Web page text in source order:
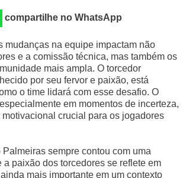
compartilhe no WhatsApp
mudanças na equipe impactam não
e a comissão técnica, mas também os
mais ampla. O torcedor
por seu fervor e paixão, está
o time lidará com esse desafio. O
em momentos de incerteza,
motivacional crucial para os jogadores
Palmeiras sempre contou com uma
a paixão dos torcedores se reflete em
mais importante em um contexto